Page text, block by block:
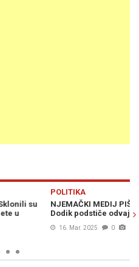
u Bosni se zaoštrava. Milorad
Srpske. Hoće li EU reagovati?"